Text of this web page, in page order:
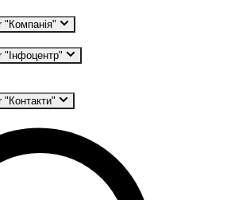
"Компанія"
"Інфоцентр"